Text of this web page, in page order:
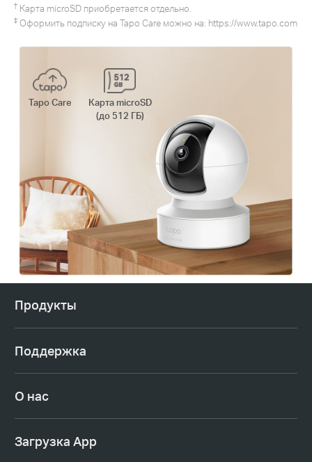
† Карта microSD приобретается отдельно.
‡ Оформить подписку на Tapo Care можно на: https://www.tapo.com
Tapo Care
Карта microSD
(до 512 ГБ)
Продукты
Поддержка
О нас
Загрузка App